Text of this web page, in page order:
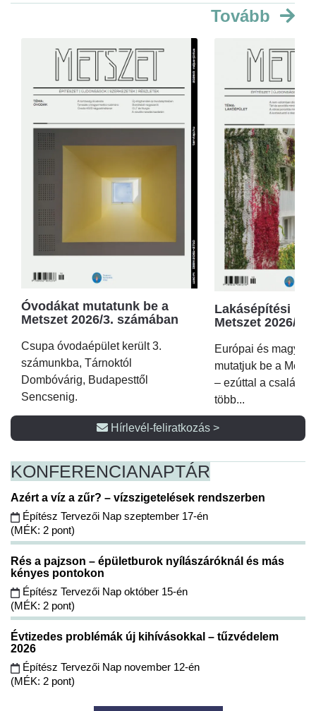
Tovább
Óvodákat mutatunk be a
Metszet 2026/3. számában
Csupa óvodaépület került 3.
számunkba, Tárnoktól
Dombóvárig, Budapesttől
Sencsenig.
Lakásépítési
Metszet 2026/2.
Európai és magyar
mutatjuk be a
– ezúttal a családi
több...
Hírlevél-feliratkozás >
KONFERENCIANAPTÁR
Azért a víz a zűr? – vízszigetelések rendszerben
Építész Tervezői Nap szeptember 17-én
(MÉK: 2 pont)
Rés a pajzson – épületburok nyílászáróknál és más
kényes pontokon
Építész Tervezői Nap október 15-én
(MÉK: 2 pont)
Évtizedes problémák új kihívásokkal – tűzvédelem
2026
Építész Tervezői Nap november 12-én
(MÉK: 2 pont)